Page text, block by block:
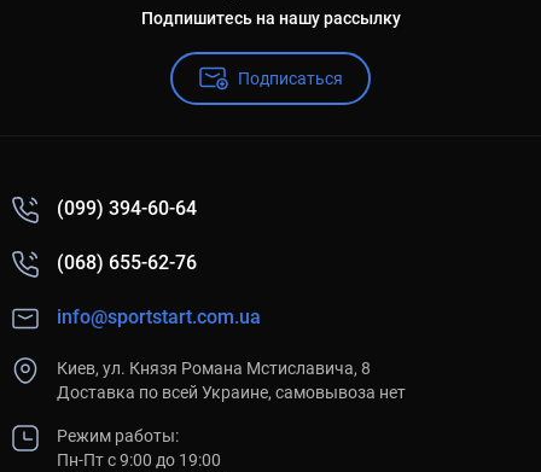
Подпишитесь на нашу рассылку
Подписаться
(099) 394-60-64
(068) 655-62-76
info@sportstart.com.ua
Киев, ул. Князя Романа Мстиславича, 8
Доставка по всей Украине, самовывоза нет
Режим работы:
Пн-Пт с 9:00 до 19:00